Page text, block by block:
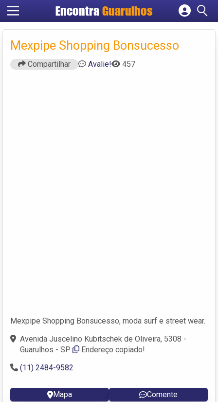
Encontra Guarulhos
Cadastrar empresa
Criar conta
Mexpipe Shopping Bonsucesso
Compartilhar Avalie! 457
Mexpipe Shopping Bonsucesso, moda surf e street wear.
Avenida Juscelino Kubitschek de Oliveira, 5308 -
Guarulhos - SP
Endereço copiado!
(11) 2484-9582
Mapa Comente